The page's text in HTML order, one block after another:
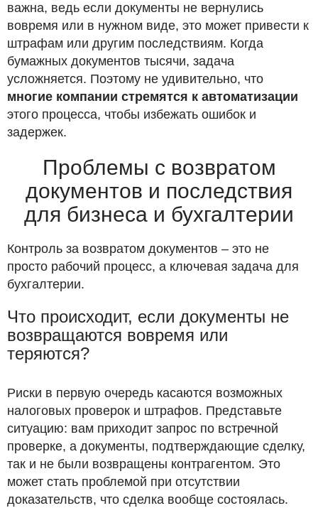
важна, ведь если документы не вернулись
вовремя или в нужном виде, это может привести к
штрафам или другим последствиям. Когда
бумажных документов тысячи, задача
усложняется. Поэтому не удивительно, что
многие компании стремятся к автоматизации
этого процесса, чтобы избежать ошибок и
задержек.
Проблемы с возвратом
документов и последствия
для бизнеса и бухгалтерии
Контроль за возвратом документов – это не
просто рабочий процесс, а ключевая задача для
бухгалтерии.
Что происходит, если документы не
возвращаются вовремя или
теряются?
Риски в первую очередь касаются возможных
налоговых проверок и штрафов. Представьте
ситуацию: вам приходит запрос по встречной
проверке, а документы, подтверждающие сделку,
так и не были возвращены контрагентом. Это
может стать проблемой при отсутствии
доказательств, что сделка вообще состоялась.